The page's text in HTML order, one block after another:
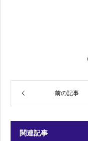
前の記事
関連記事